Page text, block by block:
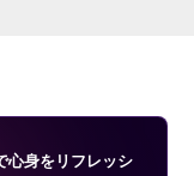
心身をリフレッシ